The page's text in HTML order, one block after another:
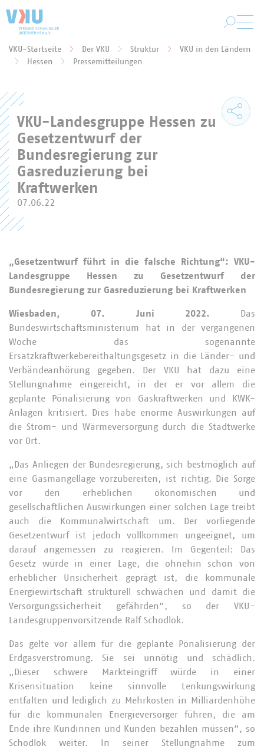
Sie befinden sich hier:
VKU-Startseite Der VKU Struktur
VKU in den Ländern
Hessen
Pressemitteilungen
VKU-Landesgruppe Hessen zu
Gesetzentwurf der
Bundesregierung zur
Gasreduzierung bei
Kraftwerken
07.06.22
„Gesetzentwurf führt in die falsche Richtung“: VKU-
Landesgruppe Hessen zu Gesetzentwurf der
Bundesregierung zur Gasreduzierung bei Kraftwerken
Wiesbaden, 07. Juni 2022.
Das
Bundeswirtschaftsministerium hat in der vergangenen
Woche das sogenannte
Ersatzkraftwerkebereithaltungsgesetz in die Länder- und
Verbändeanhörung gegeben. Der VKU hat dazu eine
Stellungnahme eingereicht, in der er vor allem die
geplante Pönalisierung von Gaskraftwerken und KWK-
Anlagen kritisiert. Dies habe enorme Auswirkungen auf
die Strom- und Wärmeversorgung durch die Stadtwerke
vor Ort.
„Das Anliegen der Bundesregierung, sich bestmöglich auf
eine Gasmangellage vorzubereiten, ist richtig. Die Sorge
vor den erheblichen ökonomischen und
gesellschaftlichen Auswirkungen einer solchen Lage treibt
auch die Kommunalwirtschaft um. Der vorliegende
Gesetzentwurf ist jedoch vollkommen ungeeignet, um
darauf angemessen zu reagieren. Im Gegenteil: Das
Gesetz würde in einer Lage, die ohnehin schon von
erheblicher Unsicherheit geprägt ist, die kommunale
Energiewirtschaft strukturell schwächen und damit die
Versorgungssicherheit gefährden“, so der VKU-
Landesgruppenvorsitzende Ralf Schodlok.
Das gelte vor allem für die geplante Pönalisierung der
Erdgasverstromung. Sie sei unnötig und schädlich.
„Dieser schwere Markteingriff würde in einer
Krisensituation keine sinnvolle Lenkungswirkung
entfalten und lediglich zu Mehrkosten in Milliardenhöhe
für die kommunalen Energieversorger führen, die am
Ende ihre Kundinnen und Kunden bezahlen müssen“, so
Schodlok weiter. In seiner Stellungnahme zum